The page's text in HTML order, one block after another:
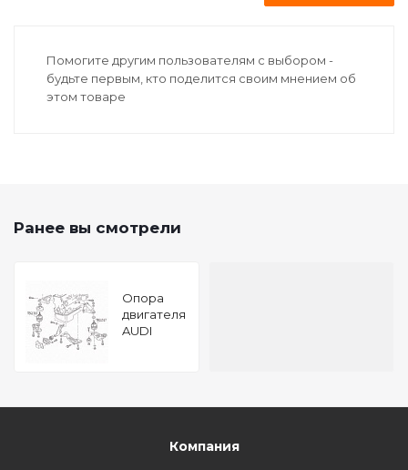
Помогите другим пользователям с выбором -
будьте первым, кто поделится своим мнением об
этом товаре
Ранее вы смотрели
Опора
двигателя
AUDI
Компания